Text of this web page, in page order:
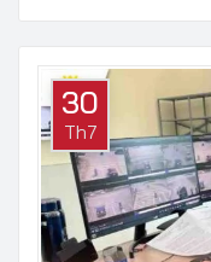
30
Th7